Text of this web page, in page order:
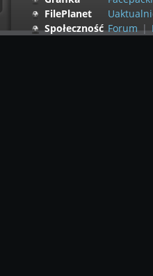
FilePlanet
Społeczność Forum |